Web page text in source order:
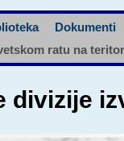
Dokumenti
ratu na
divizije